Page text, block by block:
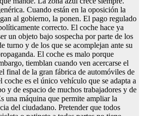
Cuando están en la oposición la
al gobierno, la ponen. El pago regulado
correcto. El coche hace ya
un objeto bajo sospecha por parte de los
turno y de los que se acomplejan ante su
El coche es malo porque
tiemblan cuando ven acercarse el
final de la gran fábrica de automóviles de
es el único vehículo que se adapta a
y de espacio de muchos trabajadores y de
una máquina que permite ampliar la
del ciudadano. Pretender que todos